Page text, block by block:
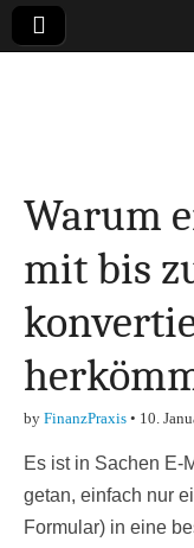
&
Warum
mit bis
by FinanzPraxis • 10.
Es ist in Sachen E-
getan, einfach nur
Formular) in eine